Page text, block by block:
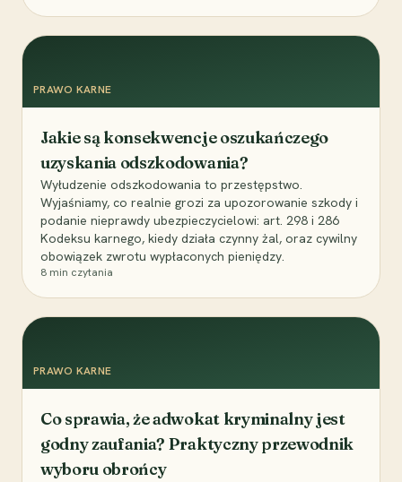
PRAWO KARNE
Jakie są konsekwencje oszukańczego
uzyskania odszkodowania?
Wyłudzenie odszkodowania to przestępstwo.
Wyjaśniamy, co realnie grozi za upozorowanie szkody i
podanie nieprawdy ubezpieczycielowi: art. 298 i 286
Kodeksu karnego, kiedy działa czynny żal, oraz cywilny
obowiązek zwrotu wypłaconych pieniędzy.
8 min czytania
PRAWO KARNE
Co sprawia, że adwokat kryminalny jest
godny zaufania? Praktyczny przewodnik
wyboru obrońcy